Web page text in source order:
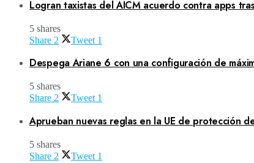
Logran taxistas del AICM acuerdo contra apps
5 shares
Share 2 Tweet 1
Despega Ariane 6 con una configuración de
5 shares
Share 2 Tweet 1
Aprueban nuevas reglas en la UE de protección
5 shares
Share 2 Tweet 1